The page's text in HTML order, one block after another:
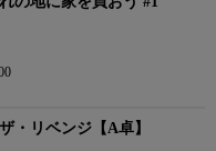
・リベンジ【A卓】